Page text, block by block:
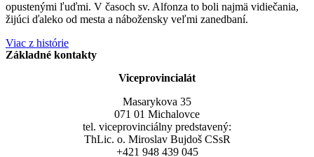
opustenými ľuďmi. V časoch sv. Alfonza to boli najmä vidiečania,
žijúci ďaleko od mesta a nábožensky veľmi zanedbaní.
Viac z histórie
Základné kontakty
Viceprovincialát
Masarykova 35
071 01 Michalovce
tel. viceprovinciálny predstavený:
ThLic. o. Miroslav Bujdoš CSsR
+421 948 439 045